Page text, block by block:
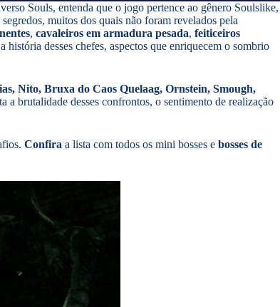
Souls, entenda que o jogo pertence ao gênero Soulslike,
muitos dos quais não foram revelados pela
, cavaleiros em armadura pesada, feiticeiros
história desses chefes, aspectos que enriquecem o sombrio
Nito, Bruxa do Caos Quelaag, Ornstein, Smough,
a brutalidade desses confrontos, o sentimento de realização
Confira a lista com todos os mini bosses e bosses de